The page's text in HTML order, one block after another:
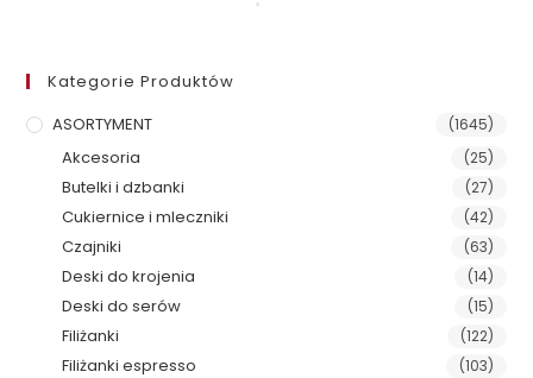
Kategorie Produktów
ASORTYMENT
(1645)
Akcesoria (25)
Butelki i dzbanki (27)
Cukiernice i mleczniki (42)
Czajniki (63)
Deski do krojenia (14)
Deski do serów (15)
Filiżanki (122)
Filiżanki espresso (103)